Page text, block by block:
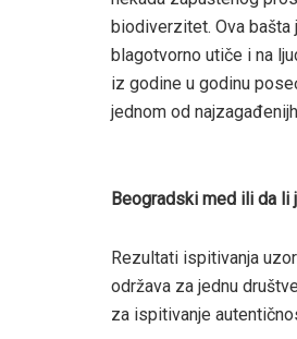
biodiverzitet. Ova
blagotvorno utiče i na
iz godine u godinu
jednom od
Beogradski med ili da li
Rezultati ispitivanja
održava za jednu
za ispitivanje